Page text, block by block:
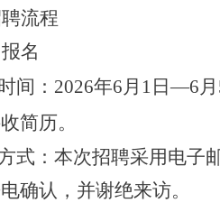
流程
报名
间： 2026年6月 1 日—6月
简历。
式：本次招聘采用电子
确认，并谢绝来访。